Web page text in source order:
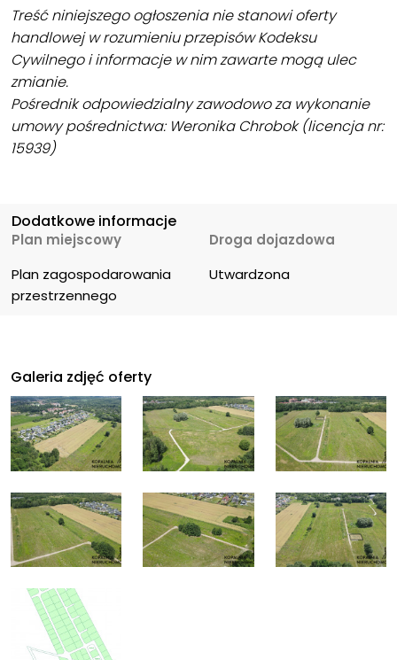
Treść niniejszego ogłoszenia nie stanowi oferty
handlowej w rozumieniu przepisów Kodeksu
Cywilnego i informacje w nim zawarte mogą ulec
zmianie.
Pośrednik odpowiedzialny zawodowo za wykonanie
umowy pośrednictwa: Weronika Chrobok (licencja nr:
15939)
Dodatkowe informacje
Plan miejscowy
Plan zagospodarowania
przestrzennego
Droga dojazdowa
Utwardzona
Galeria zdjęć oferty